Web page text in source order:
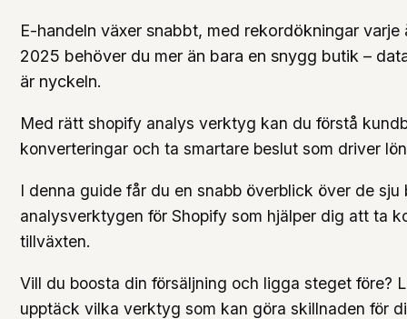
E-handeln växer snabbt, med rekordökningar varje
2025 behöver du mer än bara en snygg butik –
är nyckeln.
Med rätt shopify analys verktyg kan du förstå
konverteringar och ta smartare beslut som driver
I denna guide får du en snabb överblick över de sju
analysverktygen för Shopify som hjälper dig att ta
tillväxten.
Vill du boosta din försäljning och ligga steget före?
upptäck vilka verktyg som kan göra skillnaden för